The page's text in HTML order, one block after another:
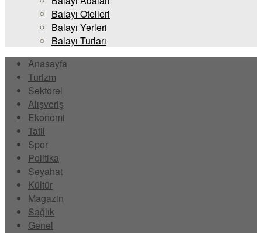
Balayı Otelleri
Balayı Yerleri
Balayı Turları
Anasayfa
Turizm
Sektörel
Alışveriş
Ekonomi
Tatil
Spor
Politika
Seyahat
Kültür
Magazin
Sağlık
Genel